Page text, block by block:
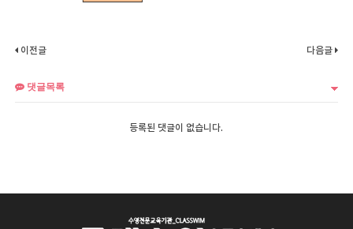
이전글 다음글
댓글목록
등록된 댓글이 없습니다.